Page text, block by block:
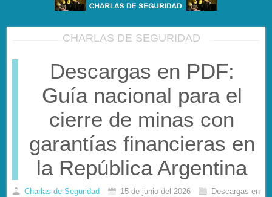
CHARLAS DE SEGURIDAD
Descargas en PDF:
Guía nacional para el
cierre de minas con
garantías financieras en
la República Argentina
Charlas de Seguridad 15 de junio del 2026
Descargas en